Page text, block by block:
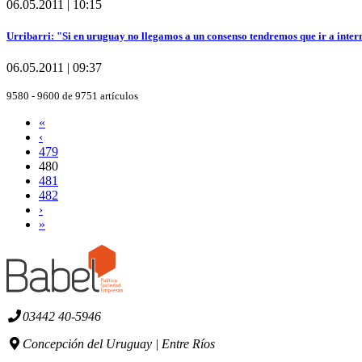
06.05.2011 | 10:15
Urribarri: "Si en uruguay no llegamos a un consenso tendremos que ir a
06.05.2011 | 09:37
9580 - 9600 de 9751 artículos
«
‹
479
480
481
482
›
»
03442 40-5946
Concepción del Uruguay | Entre Ríos